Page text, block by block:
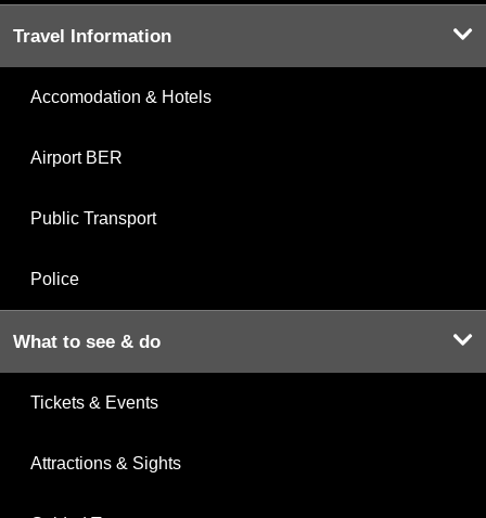
Travel Information
Accomodation & Hotels
Airport BER
Public Transport
Police
What to see & do
Tickets & Events
Attractions & Sights